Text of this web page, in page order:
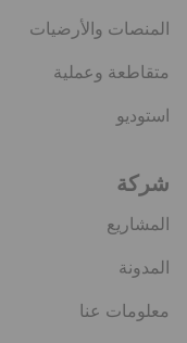
المنصات والأرضيات
متقاطعة وعملية
استوديو
شركة
المشاريع
المدونة
معلومات عنا